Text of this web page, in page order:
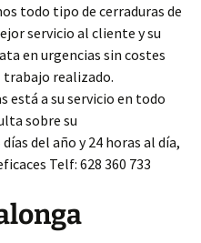
todo tipo de cerraduras de
servicio al cliente y su
en urgencias sin costes
trabajo realizado.
está a su servicio en todo
sobre su
del año y 24 horas al día,
Telf: 628 360 733